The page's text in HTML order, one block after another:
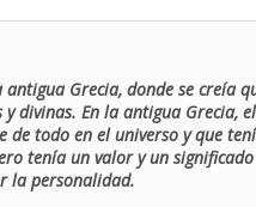
antigua Grecia, donde se creía
y divinas. En la antigua
de todo en el universo y que
tenía un valor y un
la personalidad.